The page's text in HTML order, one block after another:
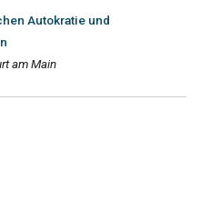
Autokratie und
am Main